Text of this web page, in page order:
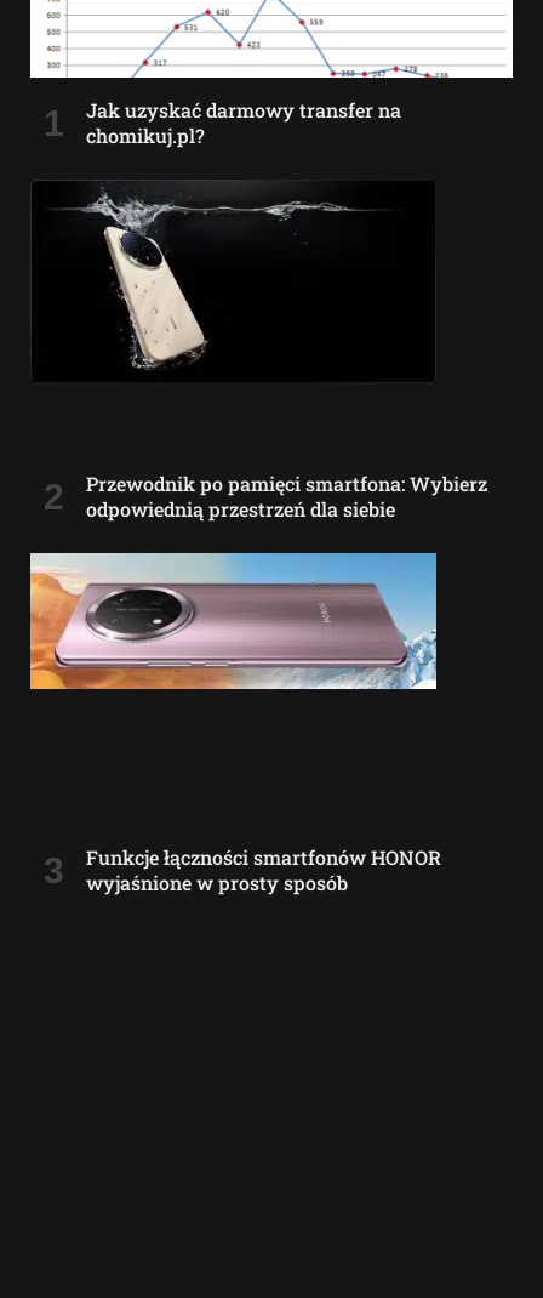
Jak uzyskać darmowy transfer na
chomikuj.pl?
Przewodnik po pamięci smartfona: Wybierz
odpowiednią przestrzeń dla siebie
Funkcje łączności smartfonów HONOR
wyjaśnione w prosty sposób